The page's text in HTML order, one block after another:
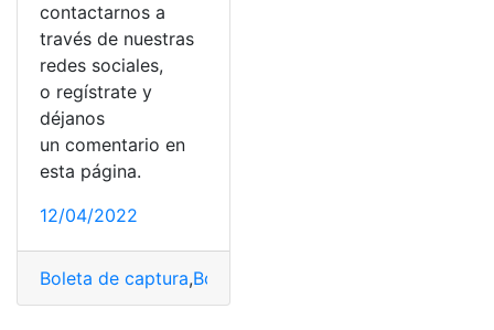
contactarnos a
través de nuestras
redes sociales,
o regístrate y
déjanos
un comentario en
esta página.
12/04/2022
Boleta de captura,Boletas